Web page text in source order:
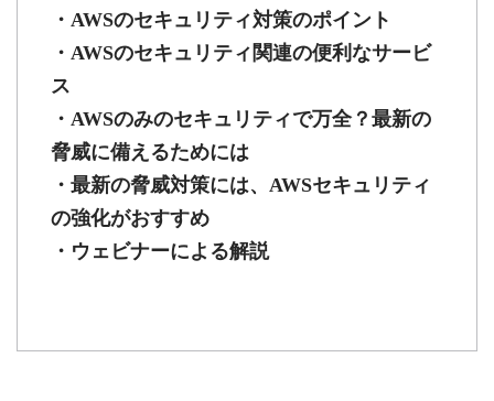
・AWSのセキュリティ対策のポイント
・AWSのセキュリティ関連の便利なサービ
ス
・AWSのみのセキュリティで万全？最新の
脅威に備えるためには
・最新の脅威対策には、AWSセキュリティ
の強化がおすすめ
・ウェビナーによる解説